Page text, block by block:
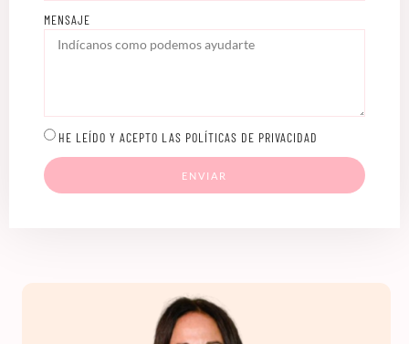
MENSAJE
HE LEÍDO Y ACEPTO LAS POLÍTICAS DE PRIVACIDAD
ENVIAR